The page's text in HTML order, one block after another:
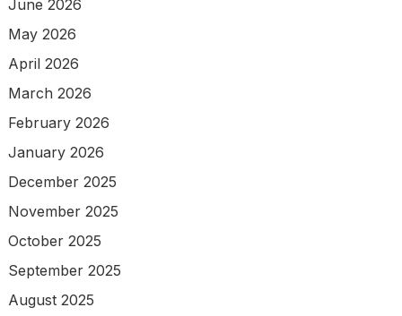
June 2026
May 2026
April 2026
March 2026
February 2026
January 2026
December 2025
November 2025
October 2025
September 2025
August 2025